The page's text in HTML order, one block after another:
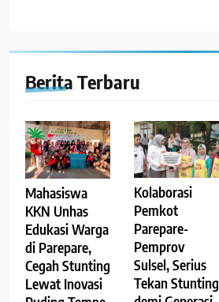
Berita Terbaru
Mahasiswa
KKN Unhas
Edukasi Warga
di Parepare,
Cegah Stunting
Lewat Inovasi
Kolaborasi
Pemkot
Parepare-
Pemprov
Sulsel, Serius
Tekan Stunting